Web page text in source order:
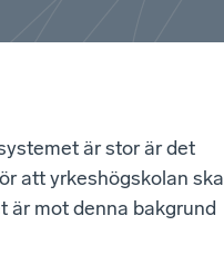
är stor är det
att yrkeshögskolan ska
är mot denna bakgrund